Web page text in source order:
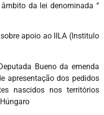
da lei denominada “
apoio ao IILA (Institulo
Bueno da emenda
apresentação dos pedidos
nascidos nos territórios